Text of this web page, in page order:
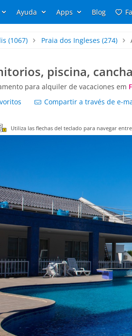
Ayuda Apps Blog
(1067) Praia dos Ingleses (274)
piscina,
para alquiler de vacaciones em
Compartir a través de e-
Utiliza las flechas del teclado para navegar